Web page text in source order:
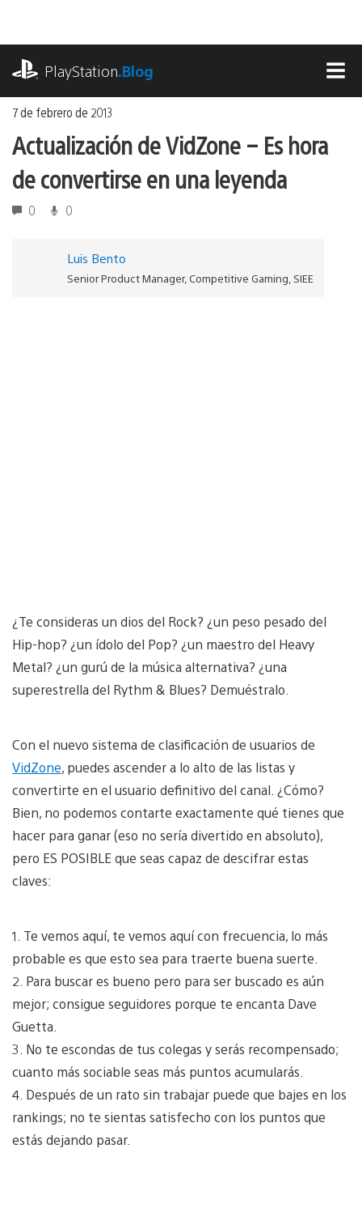
contenido
PlayStation.Blog
7 de febrero de 2013
Actualización de VidZone – Es hora
de convertirse en una leyenda
0 0
Luis Bento
Senior Product Manager, Competitive Gaming, SIEE
¿Te consideras un dios del Rock? ¿un peso pesado del
Hip-hop? ¿un ídolo del Pop? ¿un maestro del Heavy
Metal? ¿un gurú de la música alternativa? ¿una
superestrella del Rythm & Blues? Demuéstralo.
Con el nuevo sistema de clasificación de usuarios de
VidZone, puedes ascender a lo alto de las listas y
convertirte en el usuario definitivo del canal. ¿Cómo?
Bien, no podemos contarte exactamente qué tienes que
hacer para ganar (eso no sería divertido en absoluto),
pero ES POSIBLE que seas capaz de descifrar estas
claves:
1. Te vemos aquí, te vemos aquí con frecuencia, lo más
probable es que esto sea para traerte buena suerte.
2. Para buscar es bueno pero para ser buscado es aún
mejor; consigue seguidores porque te encanta Dave
Guetta.
3. No te escondas de tus colegas y serás recompensado;
cuanto más sociable seas más puntos acumularás.
4. Después de un rato sin trabajar puede que bajes en los
rankings; no te sientas satisfecho con los puntos que
estás dejando pasar.